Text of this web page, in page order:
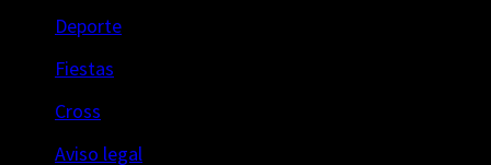
Deporte
Fiestas
Cross
Aviso legal